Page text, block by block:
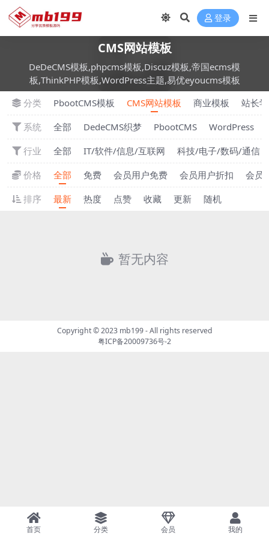
登录
CMS网站模板
DeDeCMS模板,phpcms模板,Discuz模板,帝国ecms模
板,ThinkPHP模板,WordPress主题,易优eyoucms模板
分类
PbootCMS模板 CMS网站模板 商业模板
站长
系统
全部 DedeCMS织梦 PbootCMS WordPress
行业
全部 IT/软件/信息/互联网
科技/电子/数码/通信
价格
全部 免费 会员用户免费 会员用户折扣
会员
排序
最新 热度 点赞 收藏 更新 随机
暂无内容
Copyright © 2023 mb199- All rights reserved
粤ICP备20009736号-2
首页 分类 会员 我的